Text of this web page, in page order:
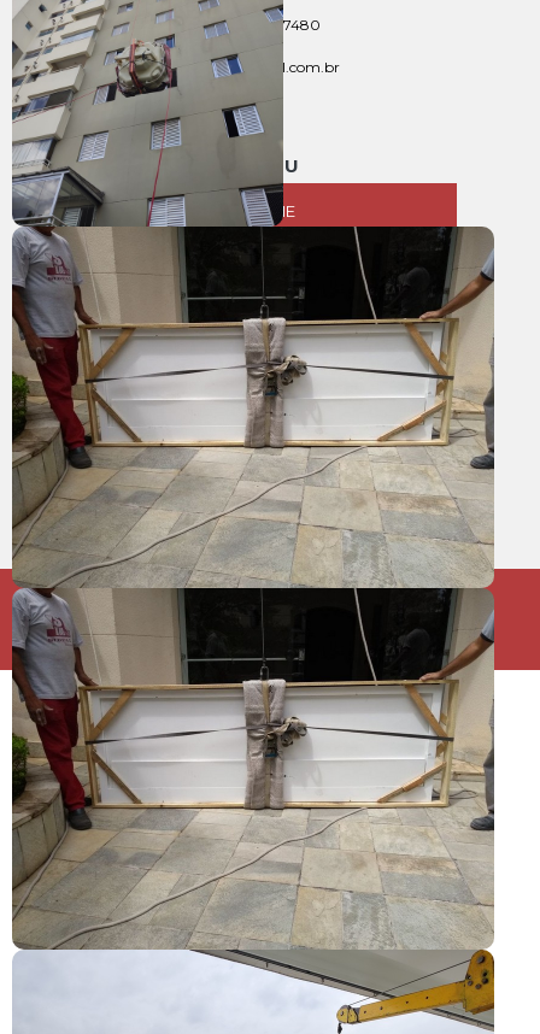
(11) 94012-7480
sideal@sideal.com.br
MENU
HOME
SERVIÇOS
FALE CONOSCO!
MAPA DO SITE
Copyright © SIDEAL VELOZ. (Lei 9610 de 19/02/1998)